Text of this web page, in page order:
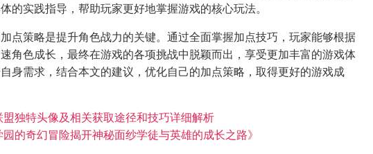
的实践指导，帮助玩家更好地掌握游戏的核心玩法。
点策略是提升角色战力的关键。通过全面掌握加点技巧，玩家能够根据
角色成长，最终在游戏的各项挑战中脱颖而出，享受更加丰富的游戏体
身需求，结合本文的建议，优化自己的加点策略，取得更好的游戏成
独特头像及相关获取途径和技巧详细解析
园的奇幻冒险揭开神秘面纱学徒与英雄的成长之路》